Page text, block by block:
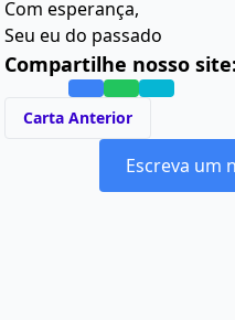
Com esperança,
Seu eu do passado
Compartilhe nosso site:
Carta Anterior
Escreva um